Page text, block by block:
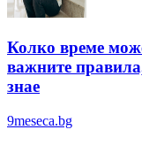
Колко време
важните
знае
9meseca.bg